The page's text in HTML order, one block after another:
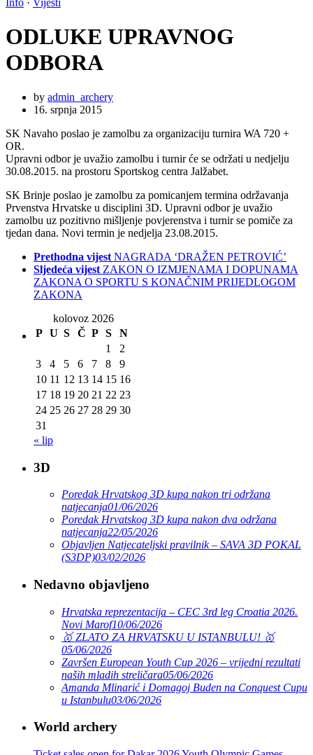
Info · Vijesti
ODLUKE UPRAVNOG
ODBORA
by admin_archery
16. srpnja 2015
SK Navaho poslao je zamolbu za organizaciju turnira WA 720 +
OR.
Upravni odbor je uvažio zamolbu i turnir će se održati u nedjelju
30.08.2015. na prostoru Sportskog centra Jalžabet.
SK Brinje poslao je zamolbu za pomicanjem termina održavanja
Prvenstva Hrvatske u disciplini 3D. Upravni odbor je uvažio
zamolbu uz pozitivno mišljenje povjerenstva i turnir se pomiče za
tjedan dana. Novi termin je nedjelja 23.08.2015.
Prethodna vijest NAGRADA ‘DRAŽEN PETROVIĆ’
Sljedeća vijest ZAKON O IZMJENAMA I DOPUNAMA
ZAKONA O SPORTU S KONAČNIM PRIJEDLOGOM
ZAKONA
kolovoz 2026
P U S Č P S
N
1
2
3
4 5 6 7 8
9
10 11 12 13 14 15 16
17 18 19 20 21 22 23
24 25 26 27 28 29 30
31
« lip
3D
Poredak Hrvatskog 3D kupa nakon tri održana
natjecanja01/06/2026
Poredak Hrvatskog 3D kupa nakon dva održana
natjecanja22/05/2026
Objavljen Natjecateljski pravilnik – SAVA 3D POKAL
(S3DP)03/02/2026
Nedavno objavljeno
Hrvatska reprezentacija – CEC 3rd leg Croatia 2026.
Novi Marof10/06/2026
🥇 ZLATO ZA HRVATSKU U ISTANBULU! 🥇
05/06/2026
Završen European Youth Cup 2026 – vrijedni rezultati
naših mladih streličara05/06/2026
Amanda Mlinarić i Domagoj Buden na Conquest Cupu
u Istanbulu03/06/2026
World archery